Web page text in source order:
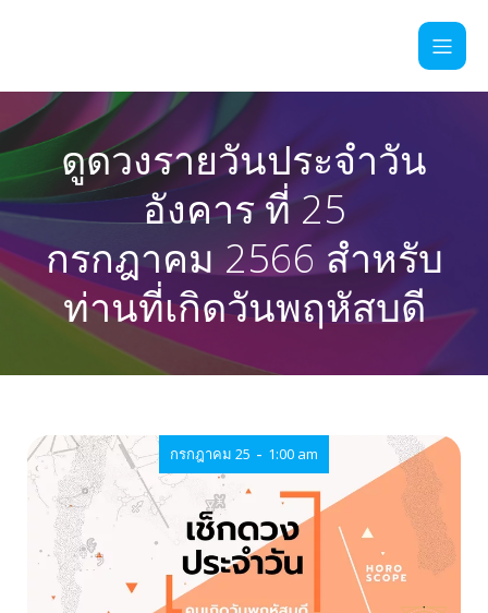
ดูดวงรายวันประจำวัน
อังคาร ที่ 25
กรกฎาคม 2566 สำหรับ
ท่านที่เกิดวันพฤหัสบดี
กรกฎาคม 25 - 1:00 am